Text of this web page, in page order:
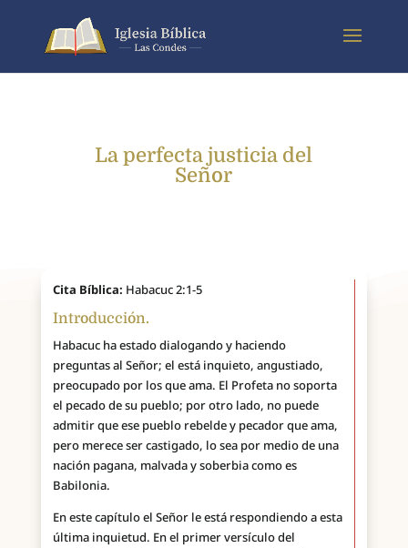
La perfecta justicia del
Señor
Cita Bíblica: Habacuc 2:1-5
Introducción.
Habacuc ha estado dialogando y haciendo
preguntas al Señor; el está inquieto, angustiado,
preocupado por los que ama. El Profeta no soporta
el pecado de su pueblo; por otro lado, no puede
admitir que ese pueblo rebelde y pecador que ama,
pero merece ser castigado, lo sea por medio de una
nación pagana, malvada y soberbia como es
Babilonia.
En este capítulo el Señor le está respondiendo a esta
última inquietud. En el primer versículo del